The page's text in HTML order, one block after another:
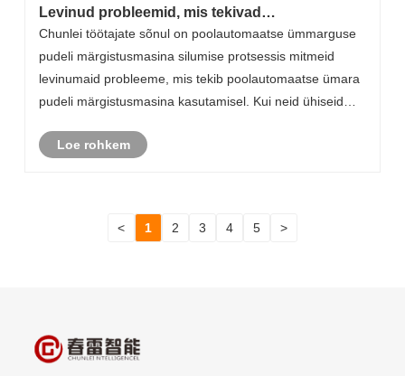
Levinud probleemid, mis tekivad
poolautomaatse ümara pudeli märgistamise
masina töös
Chunlei töötajate sõnul on poolautomaatse ümmarguse
pudeli märgistusmasina silumise protsessis mitmeid
levinumaid probleeme, mis tekib poolautomaatse ümara
pudeli märgistusmasina kasutamisel. Kui neid ühiseid
igapäevase töö efektiivsust. Seetõttu võtab......
Loe rohkem
< 1 2 3 4 5 >